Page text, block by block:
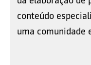
conteúdo
uma comunidade